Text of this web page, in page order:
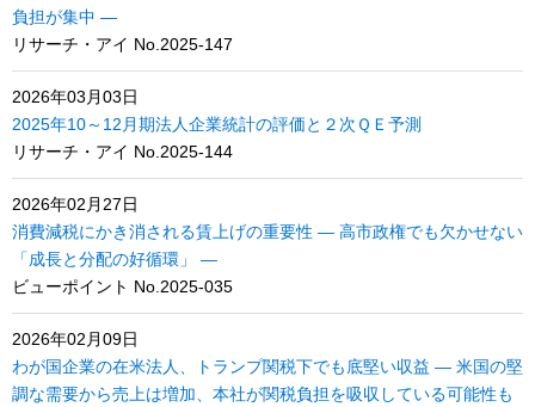
負担が集中 ―
リサーチ・アイ No.2025-147
2026年03月03日
2025年10～12月期法人企業統計の評価と２次ＱＥ予測
リサーチ・アイ No.2025-144
2026年02月27日
消費減税にかき消される賃上げの重要性 ― 高市政権でも欠かせない
「成長と分配の好循環」 ―
ビューポイント No.2025-035
2026年02月09日
わが国企業の在米法人、トランプ関税下でも底堅い収益 ― 米国の堅
調な需要から売上は増加、本社が関税負担を吸収している可能性も